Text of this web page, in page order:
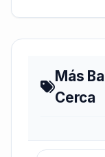
Más
Cerca